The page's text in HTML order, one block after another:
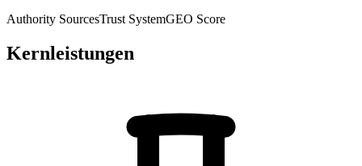
Authority SourcesTrust SystemGEO Score
Kernleistungen